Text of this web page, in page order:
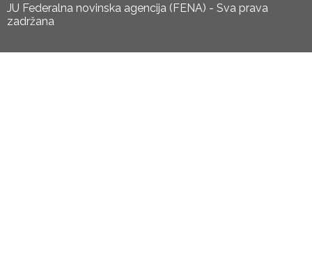
JU Federalna novinska agencija (FENA) - Sva prava
zadržana